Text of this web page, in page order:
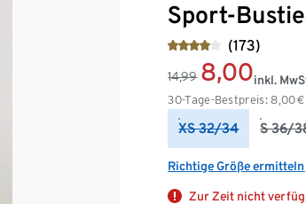
Sport-
(173)
14,99 8,00
30-Tage-Bestpreis: 8,00€
inkl.
XS 32/34 S 36/
Richtige Größe ermitteln
Zur Zeit nicht